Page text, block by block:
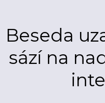
ARTEIN
ECHOLOKÁTOR
ROZHOVORY
ŽIVĚ
Beseda
sází na